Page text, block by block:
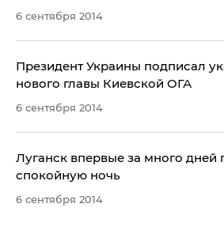
6 сентября 2014
Президент Украины подписал
нового главы Киевской ОГА
6 сентября 2014
Луганск впервые за много дней
спокойную ночь
6 сентября 2014